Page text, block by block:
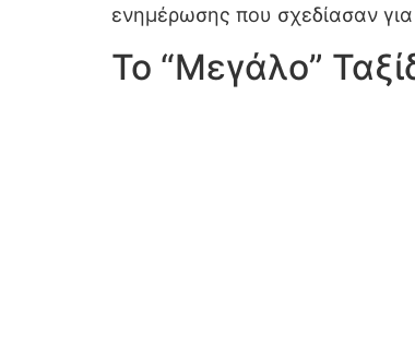
ενημέρωσης που σχεδίασαν
Το “Μεγάλο”